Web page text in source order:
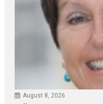
August 8, 2026